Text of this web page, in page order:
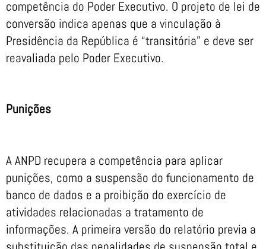
competência do Poder Executivo. O projeto de lei de
conversão indica apenas que a vinculação à
Presidência da República é “transitória” e deve ser
reavaliada pelo Poder Executivo.
Punições
A ANPD recupera a competência para aplicar
punições, como a suspensão do funcionamento de
banco de dados e a proibição do exercício de
atividades relacionadas a tratamento de
informações. A primeira versão do relatório previa a